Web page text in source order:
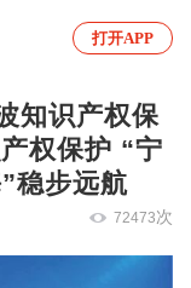
知识产权保
权保护 “宁
稳步远航
72473次
打开APP